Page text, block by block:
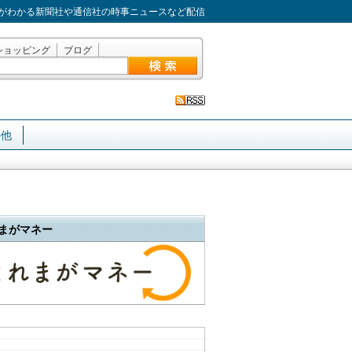
わかる新聞社や通信社の時事ニュースなど配信
ョッピング ブログ
がマネー